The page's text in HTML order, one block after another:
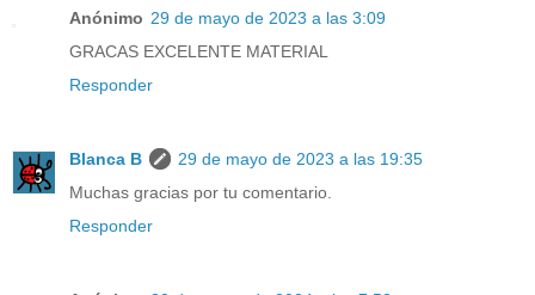
Anónimo 29 de mayo de 2023 a las 3:09
GRACAS EXCELENTE MATERIAL
Responder
Blanca B
29 de mayo de 2023 a las 19:35
Muchas gracias por tu comentario.
Responder